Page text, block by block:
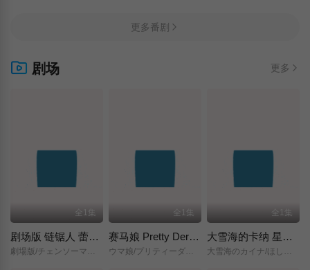
更多番剧
剧场 更多
全1集
剧场版 链锯人 蕾塞篇(正式版)
全1集
赛马娘 Pretty Derby 新时代之门
全1集
大雪海的卡纳 星之贤者